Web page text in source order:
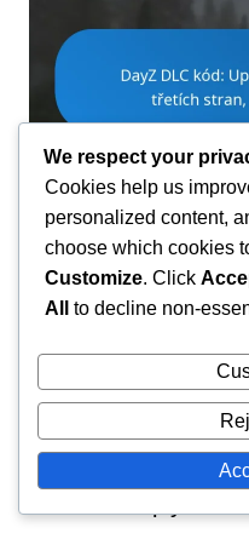
Nároky na DLC kódy
DayZ DLC kód:
spojená s tím
Maxine Caldwell
We respect your
Cookies help us
personalized content,
choose which cookies
Customize. Click
All
to decline non-